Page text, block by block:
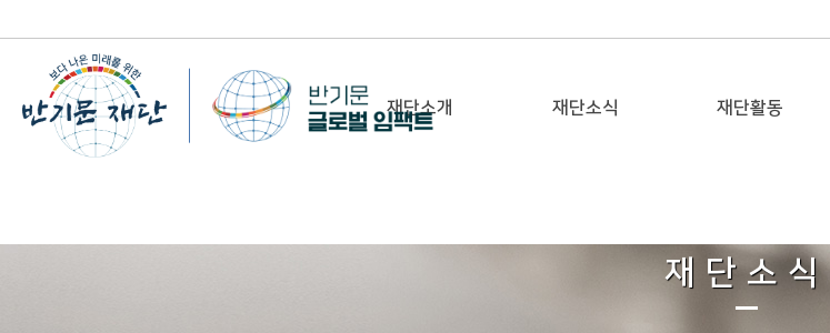
재단소개 재단소식 재단활동
행사
갤러리
재단소식